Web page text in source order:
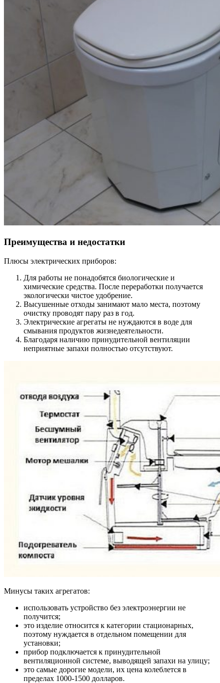
Преимущества и недостатки
Плюсы электрических приборов:
Для работы не понадобятся биологические и
химические средства. После переработки получается
экологически чистое удобрение.
Высушенные отходы занимают мало места, поэтому
очистку проводят пару раз в год.
Электрические агрегаты не нуждаются в воде для
смывания продуктов жизнедеятельности.
Благодаря наличию принудительной вентиляции
неприятные запахи полностью отсутствуют.
Минусы таких агрегатов:
использовать устройство без электроэнергии не
получится;
это изделие относится к категории стационарных,
поэтому нуждается в отдельном помещении для
установки;
прибор подключается к принудительной
вентиляционной системе, выводящей запахи на улицу;
это самые дорогие модели, их цена колеблется в
пределах 1000-1500 долларов.